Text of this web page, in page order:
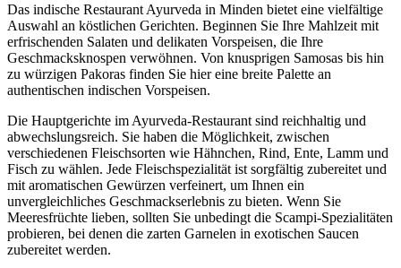
Das indische Restaurant Ayurveda in Minden bietet eine vielfältige
Auswahl an köstlichen Gerichten. Beginnen Sie Ihre Mahlzeit mit
erfrischenden Salaten und delikaten Vorspeisen, die Ihre
Geschmacksknospen verwöhnen. Von knusprigen Samosas bis hin
zu würzigen Pakoras finden Sie hier eine breite Palette an
authentischen indischen Vorspeisen.
Die Hauptgerichte im Ayurveda-Restaurant sind reichhaltig und
abwechslungsreich. Sie haben die Möglichkeit, zwischen
verschiedenen Fleischsorten wie Hähnchen, Rind, Ente, Lamm und
Fisch zu wählen. Jede Fleischspezialität ist sorgfältig zubereitet und
mit aromatischen Gewürzen verfeinert, um Ihnen ein
unvergleichliches Geschmackserlebnis zu bieten. Wenn Sie
Meeresfrüchte lieben, sollten Sie unbedingt die Scampi-Spezialitäten
probieren, bei denen die zarten Garnelen in exotischen Saucen
zubereitet werden.